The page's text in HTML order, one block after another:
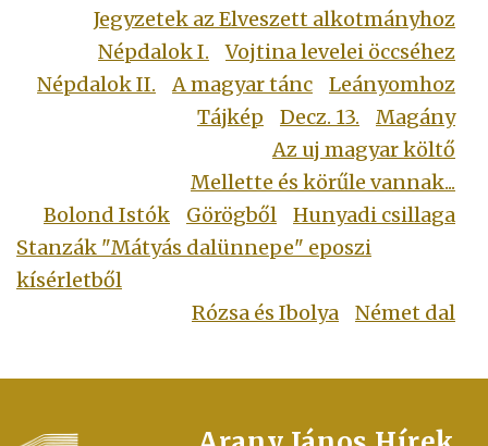
Jegyzetek az Elveszett alkotmányhoz
Vojtina levelei öccséhez
Népdalok I.
Leányomhoz
A magyar tánc
Népdalok II.
Magány
Decz. 13.
Tájkép
Az uj magyar költő
Mellette és körűle vannak...
Hunyadi csillaga
Görögből
Bolond Istók
Stanzák "Mátyás dalünnepe" eposzi
kísérletből
Német dal
Rózsa és Ibolya
FOOTER